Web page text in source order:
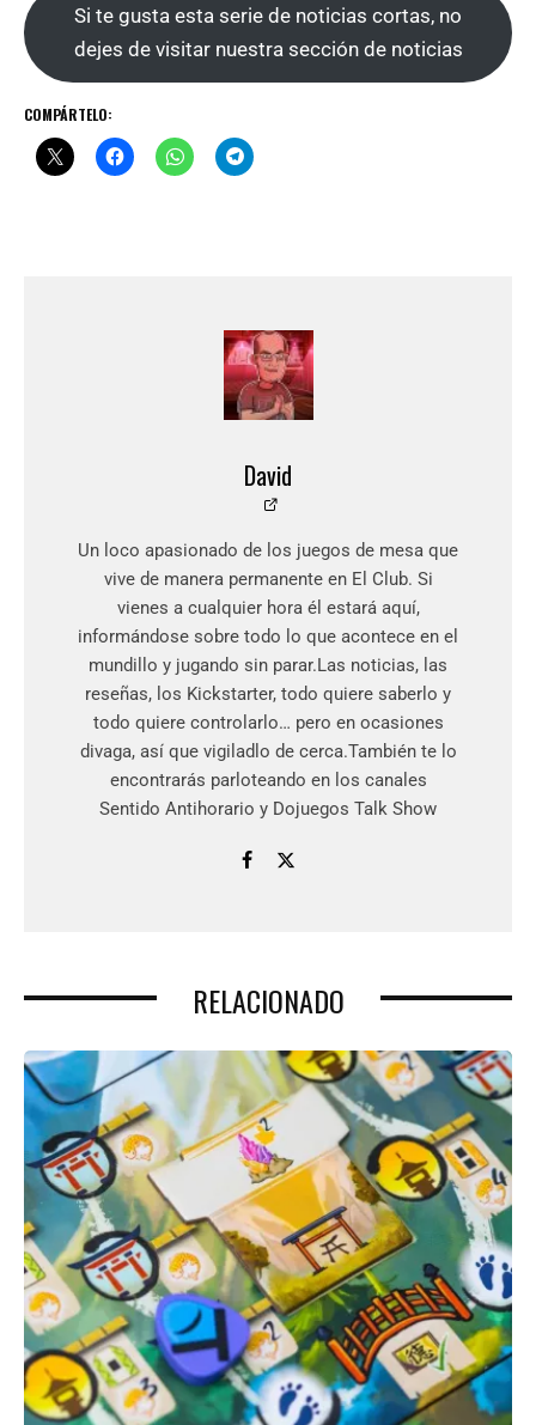
Si te gusta esta serie de noticias cortas, no
dejes de visitar nuestra sección de noticias
COMPÁRTELO:
David
Un loco apasionado de los juegos de mesa que
vive de manera permanente en El Club. Si
vienes a cualquier hora él estará aquí,
informándose sobre todo lo que acontece en el
mundillo y jugando sin parar.Las noticias, las
reseñas, los Kickstarter, todo quiere saberlo y
todo quiere controlarlo… pero en ocasiones
divaga, así que vigiladlo de cerca.También te lo
encontrarás parloteando en los canales
Sentido Antihorario y Dojuegos Talk Show
RELACIONADO